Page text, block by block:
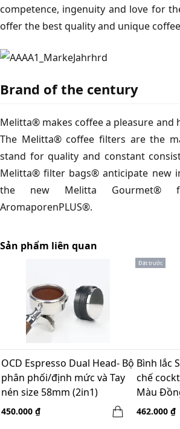
competence, ingenuity and love for
offer the best quality and unique
Brand of the century
Melitta® makes coffee a pleasure and
The Melitta® coffee filters are the
stand for quality and constant
Melitta® filter bags® anticipate new
the new Melitta Gourmet®
AromaporenPLUS®.
Sản phẩm liên quan
OCD Espresso Dual Head- Bộ
phân phối/định mức và Tay
nén size 58mm (2in1)
450.000 ₫
Đặt trước
Bình lắc
chế
Màu
462.000 ₫